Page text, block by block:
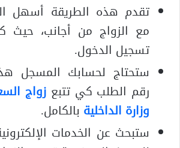
تقدم هذه الطريقة أسهل
مع الزواج من أجانب،
تسجيل الدخول.
ستحتاج لحسابك المسجل
رقم الطلب كي تتبع زواج
وزارة الداخلية بالكامل.
ستبحث عن الخدمات